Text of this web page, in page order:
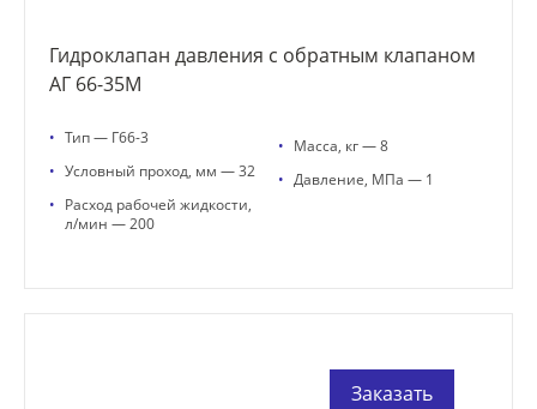
Гидроклапан давления с обратным клапаном
АГ 66-35М
• Тип — Г66-3
• Условный проход, мм — 32
• Расход рабочей жидкости,
л/мин — 200
• Масса, кг — 8
• Давление, МПа — 1
Заказать